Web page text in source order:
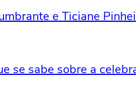
e Ticiane
se sabe sobre a